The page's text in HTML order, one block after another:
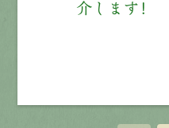
介します！